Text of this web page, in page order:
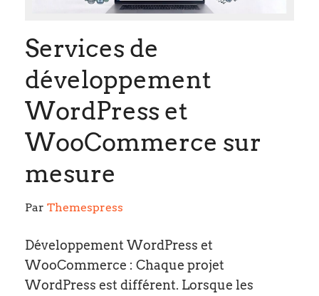
Services de
développement
WordPress et
WooCommerce sur
mesure
Par Themespress
Développement WordPress et
WooCommerce : Chaque projet
WordPress est différent. Lorsque les